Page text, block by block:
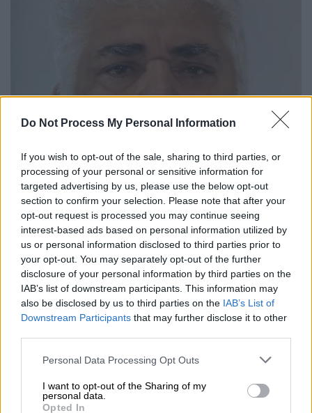
Do Not Process My Personal Information
If you wish to opt-out of the sale, sharing to third parties, or
processing of your personal or sensitive information for
targeted advertising by us, please use the below opt-out
section to confirm your selection. Please note that after your
opt-out request is processed you may continue seeing
interest-based ads based on personal information utilized by
us or personal information disclosed to third parties prior to
your opt-out. You may separately opt-out of the further
disclosure of your personal information by third parties on the
IAB’s list of downstream participants. This information may
also be disclosed by us to third parties on the IAB’s List of
Downstream Participants that may further disclose it to other
Please note that this website/app uses one or more Google
not limited to your visit or usage behaviour. You may click to
grant or deny consent to Google and its third-party tags to
Personal Data Processing Opt Outs
I want to opt-out of the Sharing of my
personal data.
Opted In
(Πηγή: Ελληνική Αστυνομία)
3) ΠΑΣΙΟ Παρασκευά του Βασιλείου και της
Άννας, γεννηθέντα την 2-1-1991 στην Αγία